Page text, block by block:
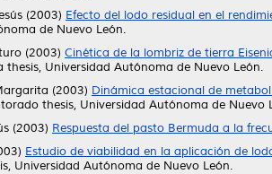
(2003) Efecto del lodo residual en el
de Nuevo León.
(2003) Cinética de la lombriz de tierra
thesis, Universidad Autónoma de Nuevo León.
(2003) Dinámica estacional de
thesis, Universidad Autónoma de Nuevo
(2003) Respuesta del pasto Bermuda a la
Estudio de viabilidad en la aplicación de
Universidad Autónoma de Nuevo León.